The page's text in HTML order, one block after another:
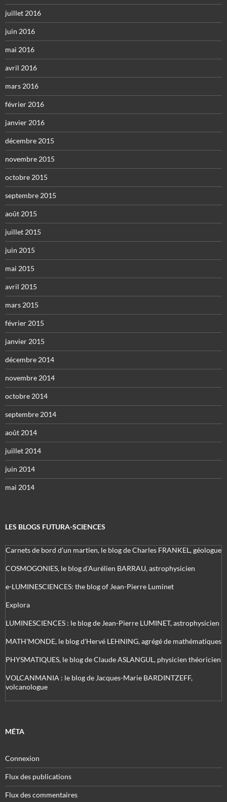
juillet 2016
juin 2016
mai 2016
avril 2016
mars 2016
février 2016
janvier 2016
décembre 2015
novembre 2015
octobre 2015
septembre 2015
août 2015
juillet 2015
juin 2015
mai 2015
avril 2015
mars 2015
février 2015
janvier 2015
décembre 2014
novembre 2014
octobre 2014
septembre 2014
août 2014
juillet 2014
juin 2014
mai 2014
LES BLOGS FUTURA-SCIENCES
Carnets de bord d’un martien, le blog de Charles FRANKEL, géologue
COSMOGONIES, le blog d'Aurélien BARRAU, astrophysicien
e-LUMINESCIENCES: the blog of Jean-Pierre Luminet
Explora
LUMINESCIENCES : le blog de Jean-Pierre LUMINET, astrophysicien
MATH'MONDE, le blog d'Hervé LEHNING, agrégé de mathématiques
PHYSMATIQUES, le blog de Claude ASLANGUL, physicien théoricien
VOLCANMANIA : le blog de Jacques-Marie BARDINTZEFF,
volcanologue
MÉTA
Connexion
Flux des publications
Flux des commentaires